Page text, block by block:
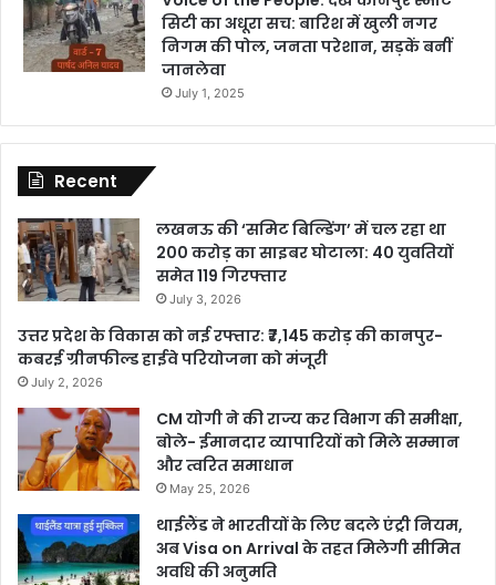
सिटी का अधूरा सच: बारिश में खुली नगर
निगम की पोल, जनता परेशान, सड़कें बनीं
जानलेवा
July 1, 2025
Recent
लखनऊ की ‘समिट बिल्डिंग’ में चल रहा था
200 करोड़ का साइबर घोटाला: 40 युवतियों
समेत 119 गिरफ्तार
July 3, 2026
उत्तर प्रदेश के विकास को नई रफ्तार: ₹7,145 करोड़ की कानपुर-
कबरई ग्रीनफील्ड हाईवे परियोजना को मंजूरी
July 2, 2026
CM योगी ने की राज्य कर विभाग की समीक्षा,
बोले- ईमानदार व्यापारियों को मिले सम्मान
और त्वरित समाधान
May 25, 2026
थाईलैंड ने भारतीयों के लिए बदले एंट्री नियम,
अब Visa on Arrival के तहत मिलेगी सीमित
अवधि की अनुमति